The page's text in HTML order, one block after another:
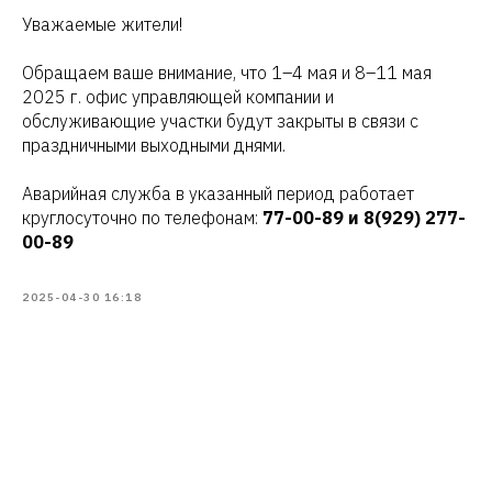
Уважаемые жители!
Обращаем ваше внимание, что 1–4 мая и 8–11 мая
2025 г. офис управляющей компании и
обслуживающие участки будут закрыты в связи с
праздничными выходными днями.
Аварийная служба в указанный период работает
круглосуточно по телефонам: 77-00-89 и 8(929) 277-
00-89
2025-04-30 16:18